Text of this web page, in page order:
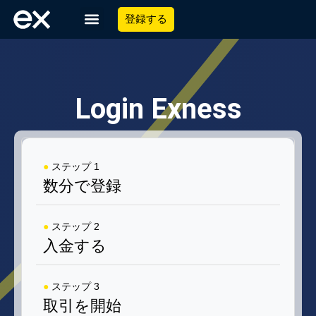
登録する
Login Exness
● ステップ 1
数分で登録
● ステップ 2
入金する
● ステップ 3
取引を開始